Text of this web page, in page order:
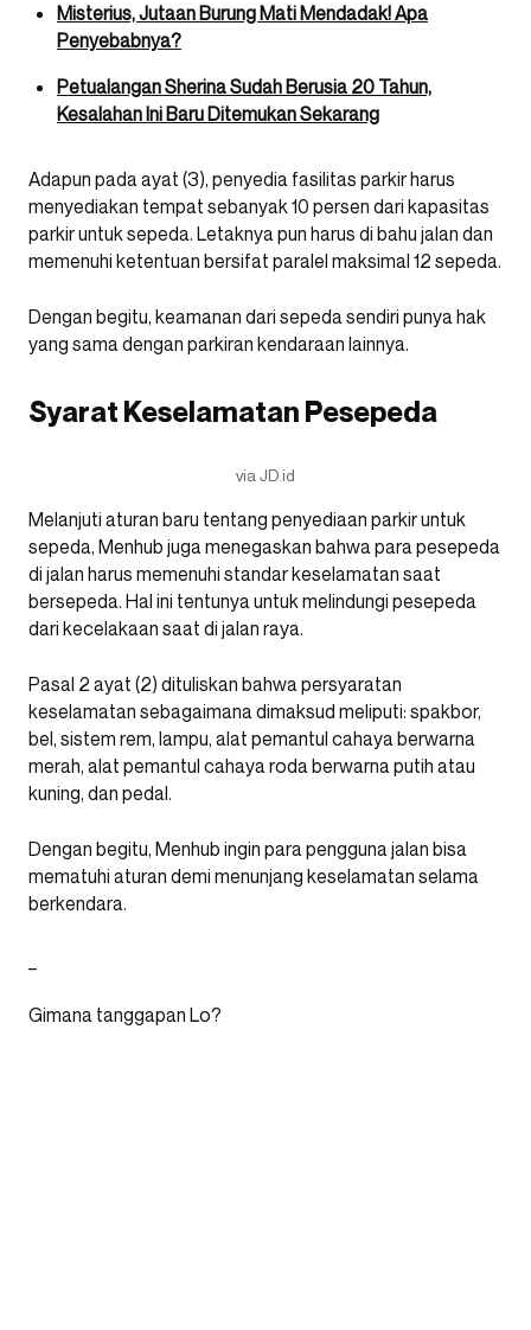
Misterius, Jutaan Burung Mati Mendadak! Apa
Penyebabnya?
Petualangan Sherina Sudah Berusia 20 Tahun,
Kesalahan Ini Baru Ditemukan Sekarang
Adapun pada ayat (3), penyedia fasilitas parkir harus
menyediakan tempat sebanyak 10 persen dari kapasitas
parkir untuk sepeda. Letaknya pun harus di bahu jalan dan
memenuhi ketentuan bersifat paralel maksimal 12 sepeda.
Dengan begitu, keamanan dari sepeda sendiri punya hak
yang sama dengan parkiran kendaraan lainnya.
Syarat Keselamatan Pesepeda
via JD.id
Melanjuti aturan baru tentang penyediaan parkir untuk
sepeda, Menhub juga menegaskan bahwa para pesepeda
di jalan harus memenuhi standar keselamatan saat
bersepeda. Hal ini tentunya untuk melindungi pesepeda
dari kecelakaan saat di jalan raya.
Pasal 2 ayat (2) dituliskan bahwa persyaratan
keselamatan sebagaimana dimaksud meliputi: spakbor,
bel, sistem rem, lampu, alat pemantul cahaya berwarna
merah, alat pemantul cahaya roda berwarna putih atau
kuning, dan pedal.
Dengan begitu, Menhub ingin para pengguna jalan bisa
mematuhi aturan demi menunjang keselamatan selama
berkendara.
Gimana tanggapan Lo?